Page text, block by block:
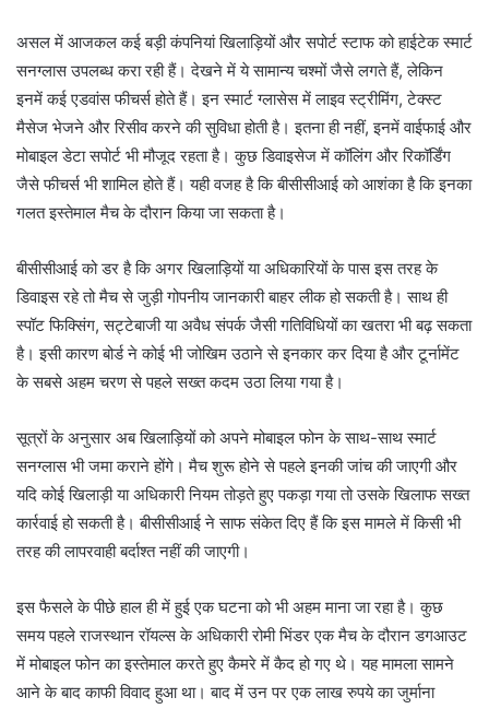
असल में आजकल कई बड़ी कंपनियां खिलाड़ियों और सपोर्ट स्टाफ को हाईटेक स्मार्ट
सनग्लास उपलब्ध करा रही हैं। देखने में ये सामान्य चश्मों जैसे लगते हैं, लेकिन
इनमें कई एडवांस फीचर्स होते हैं। इन स्मार्ट ग्लासेस में लाइव स्ट्रीमिंग, टेक्स्ट
मैसेज भेजने और रिसीव करने की सुविधा होती है। इतना ही नहीं, इनमें वाईफाई और
मोबाइल डेटा सपोर्ट भी मौजूद रहता है। कुछ डिवाइसेज में कॉलिंग और रिकॉर्डिंग
जैसे फीचर्स भी शामिल होते हैं। यही वजह है कि बीसीसीआई को आशंका है कि इनका
गलत इस्तेमाल मैच के दौरान किया जा सकता है।
बीसीसीआई को डर है कि अगर खिलाड़ियों या अधिकारियों के पास इस तरह के
डिवाइस रहे तो मैच से जुड़ी गोपनीय जानकारी बाहर लीक हो सकती है। साथ ही
स्पॉट फिक्सिंग, सट्टेबाजी या अवैध संपर्क जैसी गतिविधियों का खतरा भी बढ़ सकता
है। इसी कारण बोर्ड ने कोई भी जोखिम उठाने से इनकार कर दिया है और टूर्नामेंट
के सबसे अहम चरण से पहले सख्त कदम उठा लिया गया है।
सूत्रों के अनुसार अब खिलाड़ियों को अपने मोबाइल फोन के साथ-साथ स्मार्ट
सनग्लास भी जमा कराने होंगे। मैच शुरू होने से पहले इनकी जांच की जाएगी और
यदि कोई खिलाड़ी या अधिकारी नियम तोड़ते हुए पकड़ा गया तो उसके खिलाफ सख्त
कार्रवाई हो सकती है। बीसीसीआई ने साफ संकेत दिए हैं कि इस मामले में किसी भी
तरह की लापरवाही बर्दाश्त नहीं की जाएगी।
इस फैसले के पीछे हाल ही में हुई एक घटना को भी अहम माना जा रहा है। कुछ
समय पहले राजस्थान रॉयल्स के अधिकारी रोमी भिंडर एक मैच के दौरान डगआउट
में मोबाइल फोन का इस्तेमाल करते हुए कैमरे में कैद हो गए थे। यह मामला सामने
आने के बाद काफी विवाद हुआ था। बाद में उन पर एक लाख रुपये का जुर्माना